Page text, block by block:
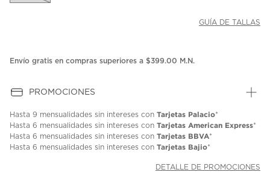
GUÍA DE TALLAS
Envío gratis en compras superiores a $399.00 M.N.
PROMOCIONES
Hasta 9 mensualidades sin intereses con Tarjetas Palacio*
Hasta 6 mensualidades sin intereses con Tarjetas American Express*
Hasta 6 mensualidades sin intereses con Tarjetas BBVA*
Hasta 6 mensualidades sin intereses con Tarjetas Bajio*
DETALLE DE PROMOCIONES